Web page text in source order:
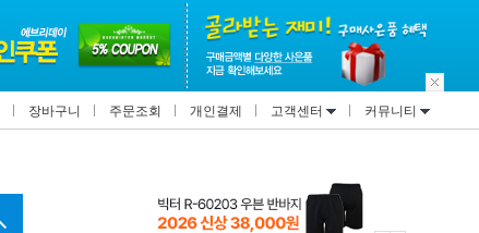
장바구니 주문조회 개인결제 고객센터 커뮤니티